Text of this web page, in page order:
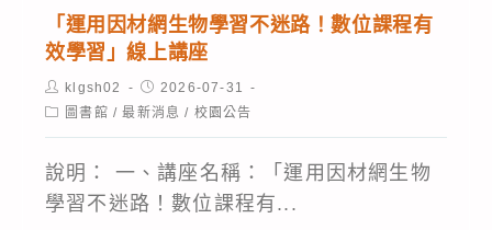
並
提
升
學
生
競
爭
作
案。
暨
技
術
型
中
物
17:00
本
校
網
暫
停
因
臺
區
網
中
心
「運用因材網生物學習不迷路！數位課程有
效學習」線上講座
Post
author:
klgsh02
Post
published:
2026-07-31
Post圖書館 / 最新消息 / 校園公告
說明： 一、講座名稱：「運用因材網生物
學習不迷路！數位課程有...